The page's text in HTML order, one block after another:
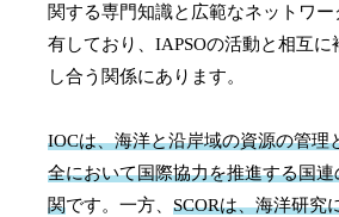
関する専門知識と広範なネットワー
有しており、IAPSOの活動と相互に
し合う関係にあります。
IOCは、海洋と沿岸域の資源の管理
全において国際協力を推進する国連
関です。一方、SCORは、海洋研究